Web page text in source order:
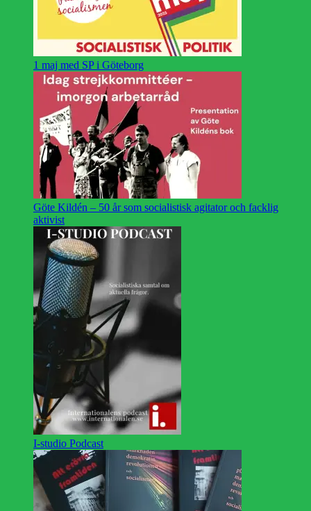
1 maj med SP i Göteborg
Göte Kildén – 50 år som socialistisk agitator och facklig
aktivist
I-studio Podcast